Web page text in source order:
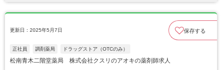
更新日：2025年5月7日 保存する
正社員 調剤薬局 ドラッグストア（OTCのみ）
松南青木二階堂薬局 株式会社クスリのアオキの薬剤師求人